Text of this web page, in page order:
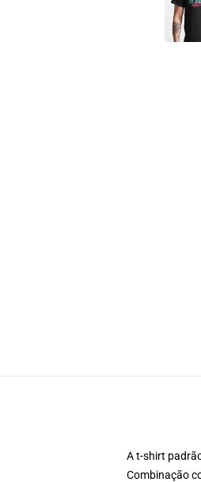
A t-shirt
Combinação